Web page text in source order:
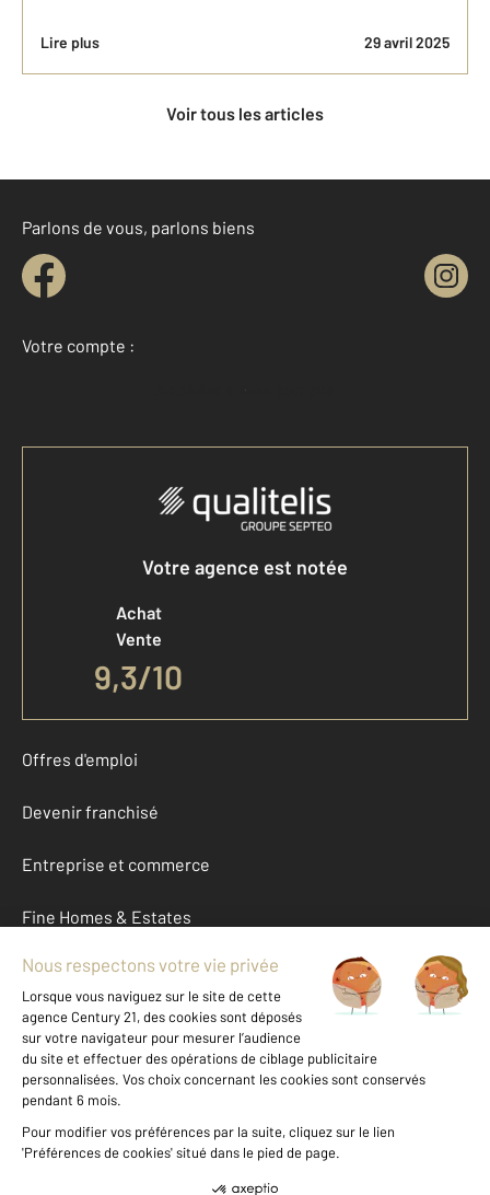
Lire plus 29 avril 2025
Voir tous les articles
Parlons de vous, parlons biens
Votre compte :
Accéder à mon compte
Votre agence est notée
Achat
Vente
9,3/10
Offres d'emploi
Devenir franchisé
Entreprise et commerce
Fine Homes & Estates
À propos
International
Nous contacter